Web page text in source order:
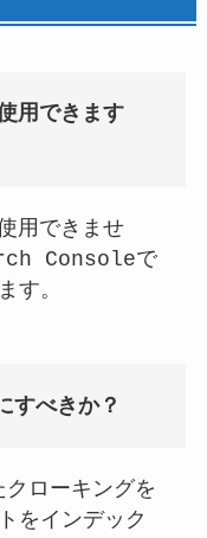
用できます
用できませ
Consoleで
す。
すべきか？
ローキングを
をインデック